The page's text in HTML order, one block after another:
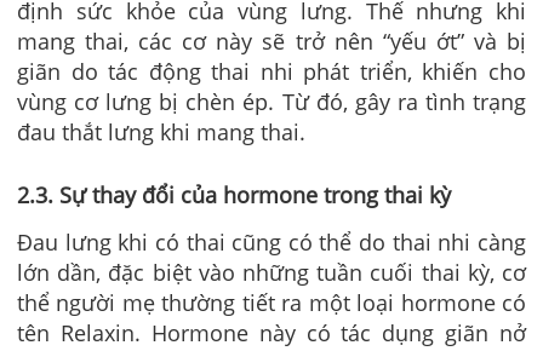
định sức khỏe của vùng lưng. Thế nhưng khi
mang thai, các cơ này sẽ trở nên “yếu ớt” và bị
giãn do tác động thai nhi phát triển, khiến cho
vùng cơ lưng bị chèn ép. Từ đó, gây ra tình trạng
đau thắt lưng khi mang thai.
2.3. Sự thay đổi của hormone trong thai kỳ
Đau lưng khi có thai cũng có thể do thai nhi càng
lớn dần, đặc biệt vào những tuần cuối thai kỳ, cơ
thể người mẹ thường tiết ra một loại hormone có
tên Relaxin. Hormone này có tác dụng giãn nở